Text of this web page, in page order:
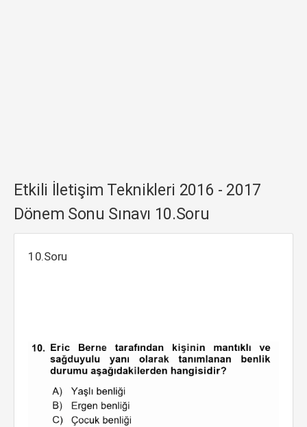
Etkili İletişim Teknikleri 2016 - 2017
Dönem Sonu Sınavı 10.Soru
10.Soru